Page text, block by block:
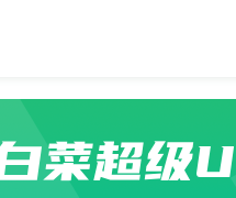
菜超级